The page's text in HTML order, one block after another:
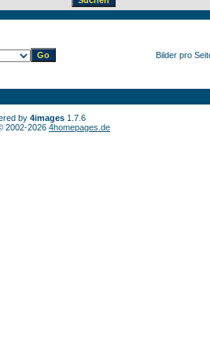
Bilder pro
by 4images 1.7.6
2002-2026 4homepages.de